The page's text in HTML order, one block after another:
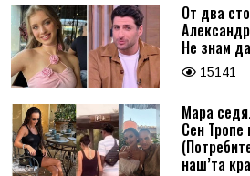
От два
Не знам
15141
Мара
Сен Тропе
наш’та